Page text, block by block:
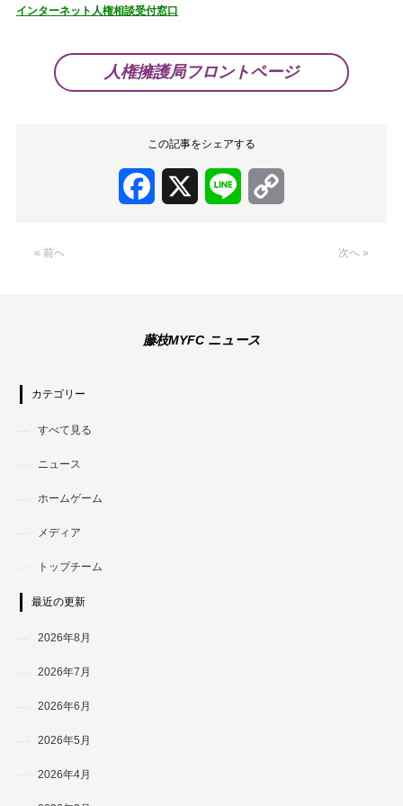
インターネット人権相談受付窓口
人権擁護局フロントページ
この記事をシェアする
Facebook Line
« 前へ 次へ »
藤枝MYFC ニュース
カテゴリー
すべて見る
ニュース
ホームゲーム
メディア
トップチーム
最近の更新
2026年8月
2026年7月
2026年6月
2026年5月
2026年4月